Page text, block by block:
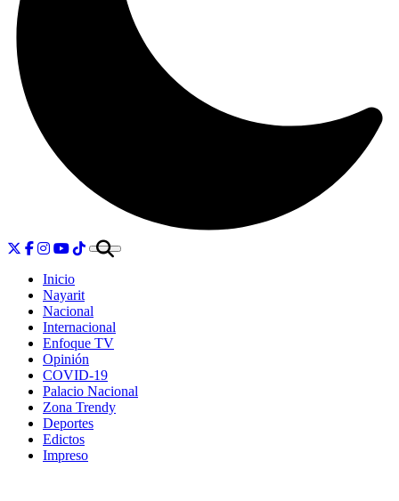
Inicio
Nayarit
Nacional
Internacional
Enfoque TV
Opinión
COVID-19
Palacio Nacional
Zona Trendy
Deportes
Edictos
Impreso